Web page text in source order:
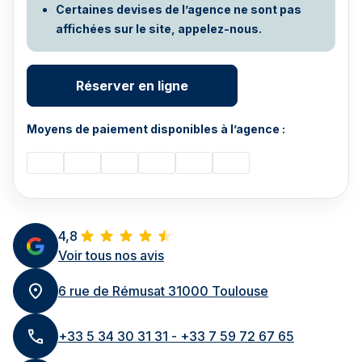
4,8
Voir tous nos avis
6 rue de Rémusat 31000 Toulouse
+33 5 34 30 31 31 - +33 7 59 72 67 65
Certaines devises de l’agence ne sont pas
affichées sur le site, appelez-nous.
Réserver en ligne
Moyens de paiement disponibles à l’agence :